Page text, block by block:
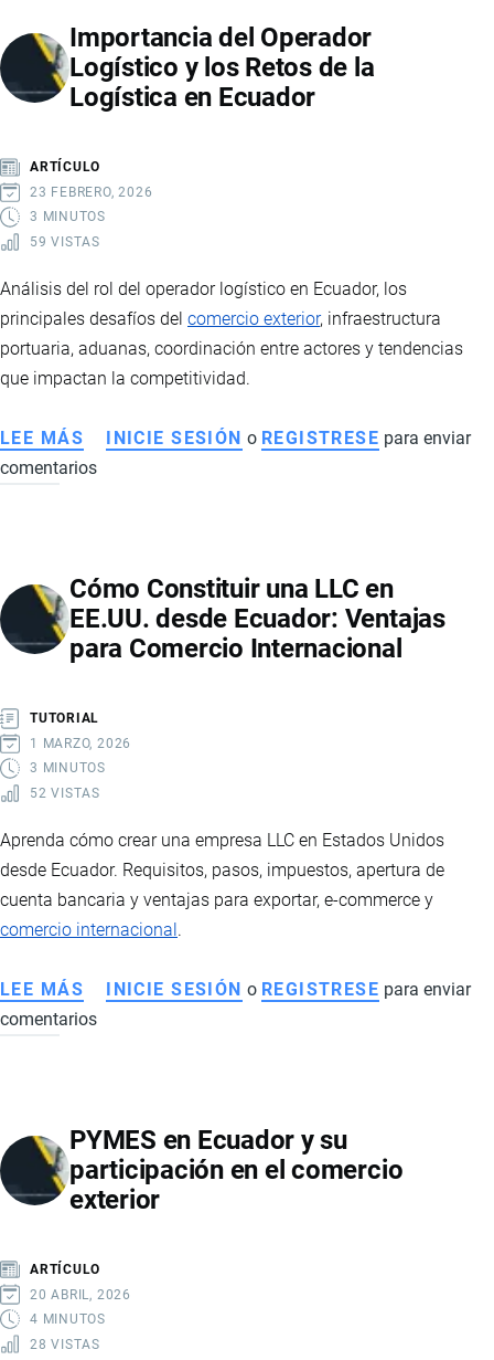
DESAFÍOS,
COSTOS
Y
IMPORTAR
Y
EXPORTAR
Importancia del Operador
Logístico y los Retos de la
Logística en Ecuador
ARTÍCULO
23 FEBRERO, 2026
3 MINUTOS
59 VISTAS
Análisis del rol del operador logístico en Ecuador, los
principales desafíos del comercio exterior, infraestructura
portuaria, aduanas, coordinación entre actores y tendencias
que impactan la competitividad.
LEE MÁS SOBRE
IMPORTANCIA
Y
LOS
RETOS
LOGÍSTICA
EN
ECUADOR
INICIE SESIÓN o REGISTRESE para enviar
comentarios
Cómo Constituir una LLC en
EE.UU. desde Ecuador: Ventajas
para Comercio Internacional
TUTORIAL
1 MARZO, 2026
3 MINUTOS
52 VISTAS
Aprenda cómo crear una empresa LLC en Estados Unidos
desde Ecuador. Requisitos, pasos, impuestos, apertura de
cuenta bancaria y ventajas para exportar, e-commerce y
comercio internacional.
LEE MÁS SOBRE
CÓMO
EN
EE.UU.
DESDE
PARA
COMERCIO
INTERNACIONAL
INICIE SESIÓN o REGISTRESE para enviar
comentarios
PYMES en Ecuador y su
participación en el comercio
exterior
ARTÍCULO
20 ABRIL, 2026
4 MINUTOS
28 VISTAS